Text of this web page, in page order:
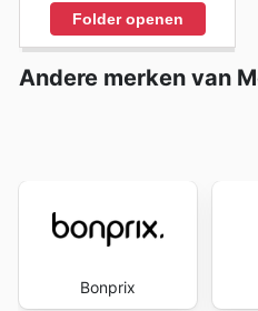
Folder openen
Andere merken van
Bonprix